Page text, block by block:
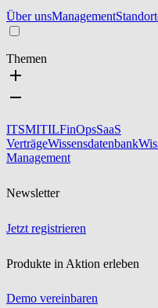
Über unsManagement
Themen
ITSMITILFinOpsSaaS
VerträgeWissensdatenbank
Management
Newsletter
Jetzt registrieren
Produkte in Aktion erleben
Demo vereinbaren